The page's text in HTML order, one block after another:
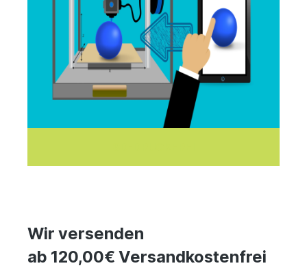
Wir versenden
ab 120,00€ Versandkostenfrei